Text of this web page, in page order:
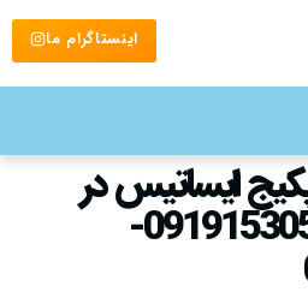
اینستاگرام ما
ایساتیس در
صفاشهر قم |09191530565-